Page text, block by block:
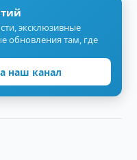
эксклюзивные
обновления там, где
наш канал